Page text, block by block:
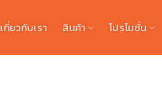
เกี่ยวกับเรา สินค้า โปรโมชั่น